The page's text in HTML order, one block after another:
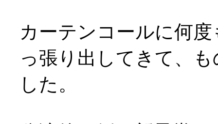
カーテンコールに何
っ張り出してきて、
した。